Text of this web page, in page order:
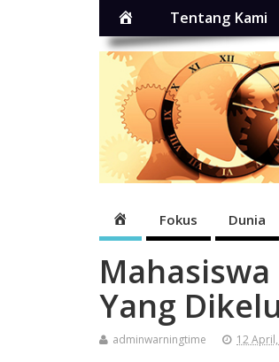
HomeTentang Kami
HomeFokus Dunia
Yang
adminwarningtime 12